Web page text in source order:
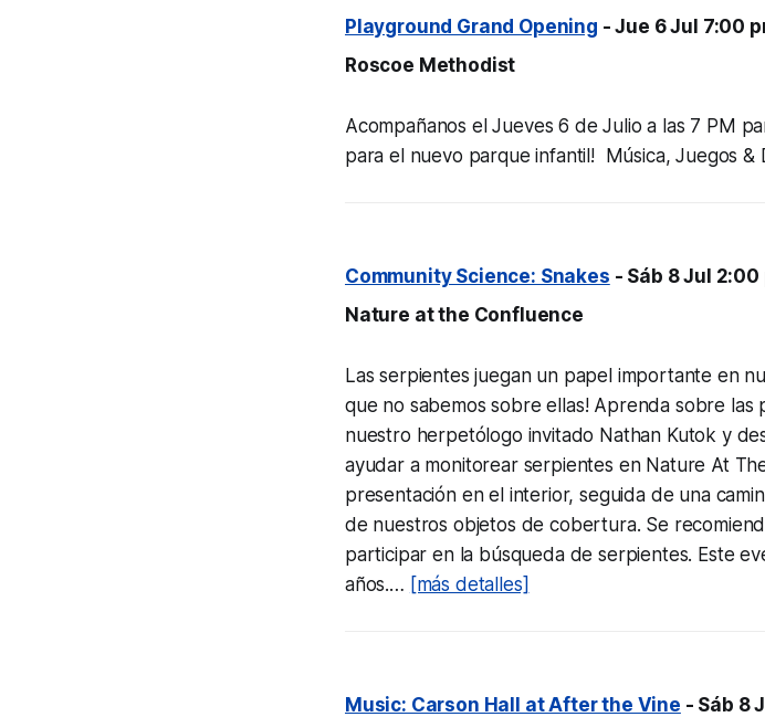
Playground Grand Opening - Jue 6 Jul 7:00
Roscoe Methodist
Acompañanos el Jueves 6 de Julio a las 7 PM
para el nuevo parque infantil! Música, Juegos &
Community Science: Snakes - Sáb 8 Jul 2:00
Nature at the Confluence
Las serpientes juegan un papel importante en
que no sabemos sobre ellas! Aprenda sobre
nuestro herpetólogo invitado Nathan Kutok y
ayudar a monitorear serpientes en Nature At
presentación en el interior, seguida de una
de nuestros objetos de cobertura. Se
participar en la búsqueda de serpientes. Este
años.… [más detalles]
Music: Carson Hall at After the Vine - Sáb 8